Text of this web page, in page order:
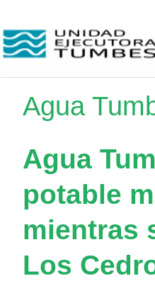
Agua
Agua
potable
mientras
Los